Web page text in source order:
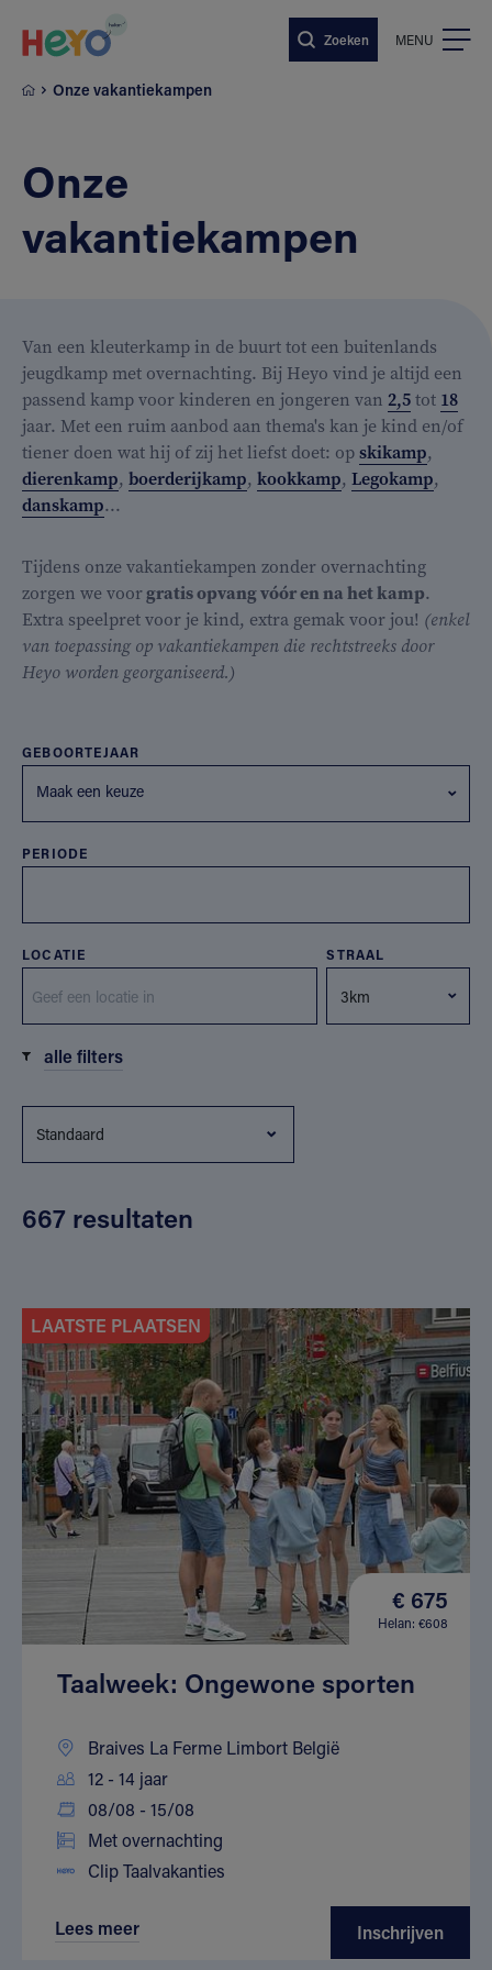
Zoeken MENU
Onze vakantiekampen
Onze
vakantiekampen
Van een kleuterkamp in de buurt tot een buitenlands
jeugdkamp met overnachting. Bij Heyo vind je altijd een
passend kamp voor kinderen en jongeren van 2,5tot 18
jaar. Met een ruim aanbod aan thema's kan je kind en/of
tiener doen wat hij of zij het liefst doet: opskikamp,
dierenkamp, boerderijkamp, kookkamp, Legokamp,
danskamp...
Tijdens onze vakantiekampen zonder overnachting
zorgen we voorgratis opvang vóór en na het kamp.
Extra speelpret voor je kind, extra gemak voor jou! (enkel
van toepassing op vakantiekampen die rechtstreeks door
Heyo worden georganiseerd.)
GEBOORTEJAAR
Maak een keuze
PERIODE
LOCATIE STRAAL
alle filters
667 resultaten
LAATSTE PLAATSEN
€ 675
Helan: €608
Taalweek: Ongewone sporten
Braives La Ferme Limbort België
12 - 14 jaar
08/08 - 15/08
Met overnachting
Clip Taalvakanties
Lees meer Inschrijven